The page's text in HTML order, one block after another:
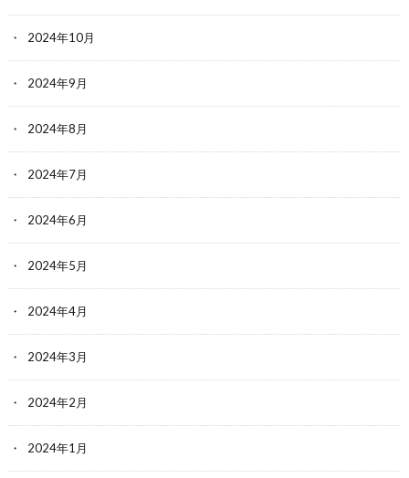
2024年10月
2024年9月
2024年8月
2024年7月
2024年6月
2024年5月
2024年4月
2024年3月
2024年2月
2024年1月